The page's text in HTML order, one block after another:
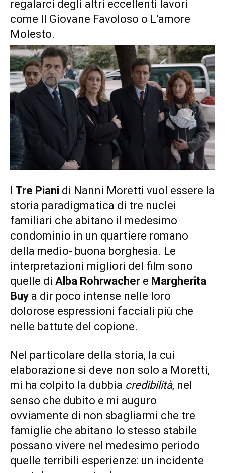
regalarci degli altri eccellenti lavori
come Il Giovane Favoloso o L’amore
Molesto.
Tre Piani di Nanni Moretti vuol essere la
storia paradigmatica di tre nuclei
familiari che abitano il medesimo
condominio in un quartiere romano
della medio- buona borghesia. Le
interpretazioni migliori del film sono
quelle di Alba Rohrwacher e Margherita
Buy a dir poco intense nelle loro
dolorose espressioni facciali più che
nelle battute del copione.
Nel particolare della storia, la cui
elaborazione si deve non solo a Moretti,
mi ha colpito la dubbia credibilità, nel
senso che dubito e mi auguro
ovviamente di non sbagliarmi che tre
famiglie che abitano lo stesso stabile
possano vivere nel medesimo periodo
quelle terribili esperienze: un incidente